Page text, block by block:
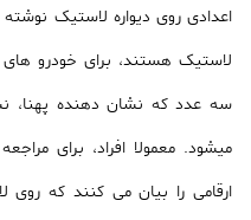
اعدادی روی دیواره لاستیک
لاستیک هستند، برای خودرو
سه عدد که نشان دهنده پهنا،
میشود. معمولا افراد، برای
ارقامی را بیان می کنند که روی